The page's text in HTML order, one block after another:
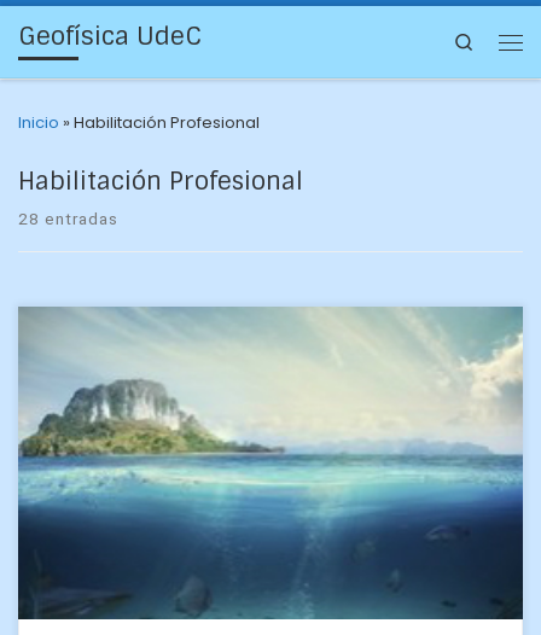
Geofísica UdeC Search
Inicio »Habilitación Profesional
Habilitación Profesional
28 entradas
Luego de llegar en junio al egresado 100 de la carrera en 13
años de historia, en el segundo semestre de 2020 terminaron
su carrera […]